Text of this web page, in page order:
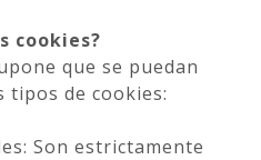
cookies?
que se puedan
de cookies:
Son estrictamente